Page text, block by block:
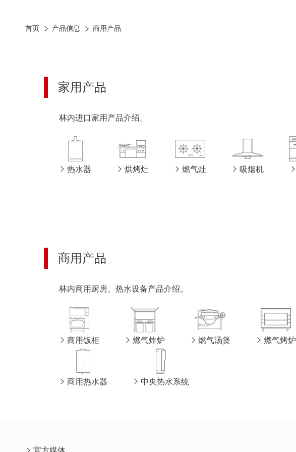
首页 产品信息 商用产品
家用产品
林内进口家用产品介绍。
热水器 烘烤灶 燃气灶 吸烟机
商用产品
林内商用厨房、热水设备产品介绍。
商用饭柜 燃气炸炉 燃气汤煲 燃气烤炉
商用热水器 中央热水系统
官方媒体